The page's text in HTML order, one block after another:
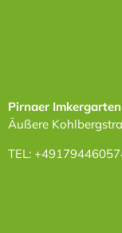
Pirnaer Imkergarten
Äußere
TEL: